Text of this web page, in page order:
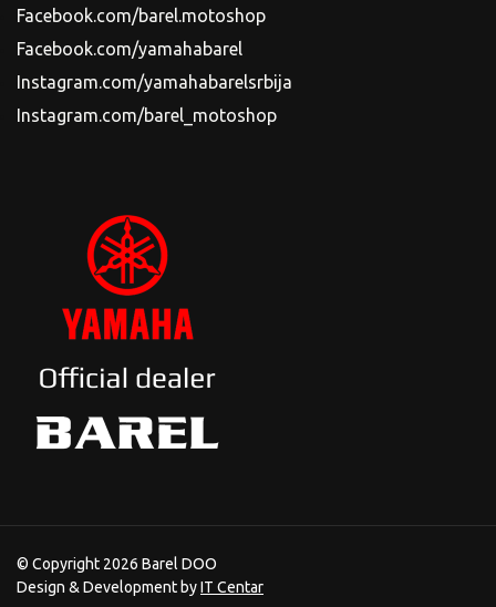
Facebook.com/barel.motoshop
Facebook.com/yamahabarel
Instagram.com/yamahabarelsrbija
Instagram.com/barel_motoshop
© Copyright 2026 Barel DOO
Design & Development byIT Centar